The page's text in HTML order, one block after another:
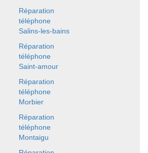
Réparation
téléphone
Salins-les-bains
Réparation
téléphone
Saint-amour
Réparation
téléphone
Morbier
Réparation
téléphone
Montaigu